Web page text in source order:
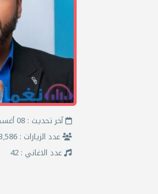
آخر تحديث : 08 أغسطس 2026 04:52 م
عدد الزيارات : 263,586
عدد الاغاني : 42